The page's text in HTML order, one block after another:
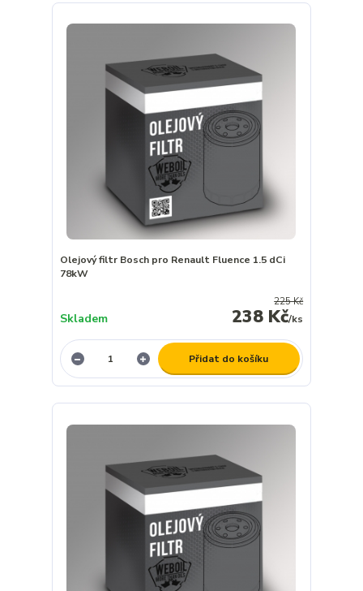
Olejový filtr Bosch pro Renault Fluence 1.5 dCi
78kW
225 Kč
238 Kč/ks
Skladem
Přidat do košíku